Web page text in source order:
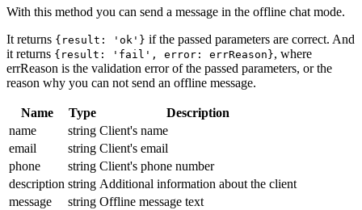
With this method you can send a message in the offline chat mode.
It returns {result: 'ok'} if the passed parameters are correct. And
it returns {result: 'fail', error: errReason}, where
errReason is the validation error of the passed parameters, or the
reason why you can not send an offline message.
Name Type
Description
name
string Client's name
email
string Client's email
phone
string Client's phone number
description string Additional information about the client
message
string Offline message text